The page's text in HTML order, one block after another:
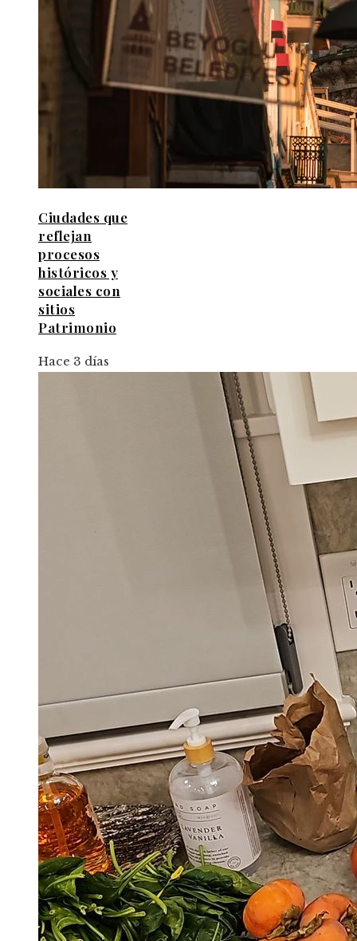
Ciudades que
reflejan
procesos
históricos y
sociales con
sitios
Patrimonio
Hace 3 días